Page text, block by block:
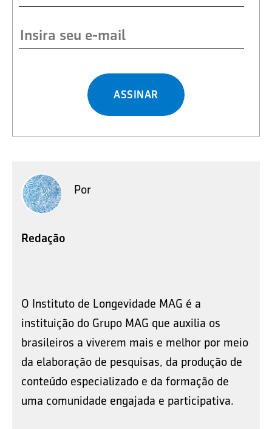
ASSINAR
Por
Redação
O Instituto de Longevidade MAG é a
instituição do Grupo MAG que auxilia os
brasileiros a viverem mais e melhor por meio
da elaboração de pesquisas, da produção de
conteúdo especializado e da formação de
uma comunidade engajada e participativa.